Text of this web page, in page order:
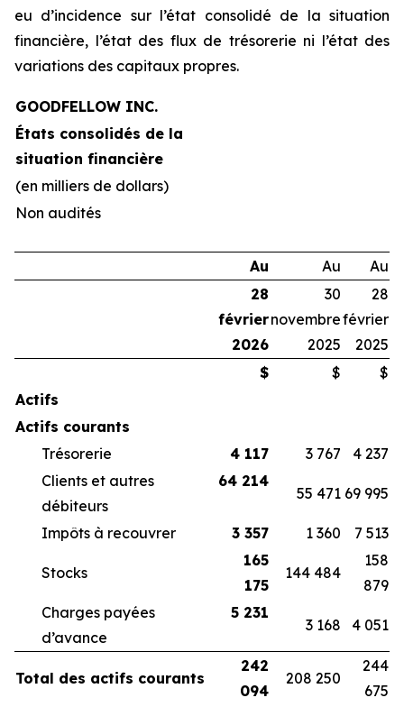
eu d’incidence sur l’état consolidé de la situation
financière, l’état des flux de trésorerie ni l’état des
variations des capitaux propres.
GOODFELLOW INC.
États consolidés de la
situation financière
(en milliers de dollars)
Non audités
Au Au
Au
28
février
2026
30
novembre
2025
28
février
2025
$
$
$
Actifs
Actifs courants
Trésorerie
4 117 3 767
4 237
Clients et autres
débiteurs
64 214
55 471 69 995
Impôts à recouvrer 3 357 1 360 7 513
Stocks
165
175
144 484
158
879
Charges payées
d’avance
5 231
3 168 4 051
Total des actifs courants
242
094
208 250
244
675